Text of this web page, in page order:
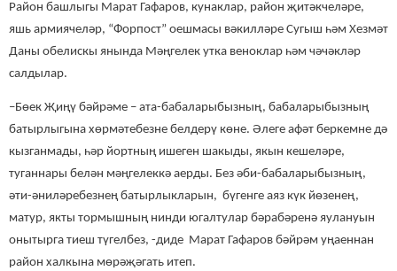
Район башлыгы Марат Гафаров, кунаклар, район җитәкчеләре,
яшь армиячеләр, “Форпост” оешмасы вәкилләре Сугыш һәм Хезмәт
Даны обелискы янында Мәңгелек утка веноклар һәм чәчәкләр
салдылар.
–Бөек Җиңү бәйрәме – ата-бабаларыбызның, бабаларыбызның
батырлыгына хөрмәтебезне белдерү көне. Әлеге афәт беркемне дә
кызганмады, һәр йортның ишеген шакыды, якын кешеләре,
туганнары белән мәңгелеккә аерды. Без әби-бабаларыбызның,
әти-әниләребезнең батырлыкларын, бүгенге аяз күк йөзенең,
матур, якты тормышның нинди югалтулар бәрабәренә яулануын
онытырга тиеш түгелбез, -диде Марат Гафаров бәйрәм уңаеннан
район халкына мөрәҗәгать итеп.